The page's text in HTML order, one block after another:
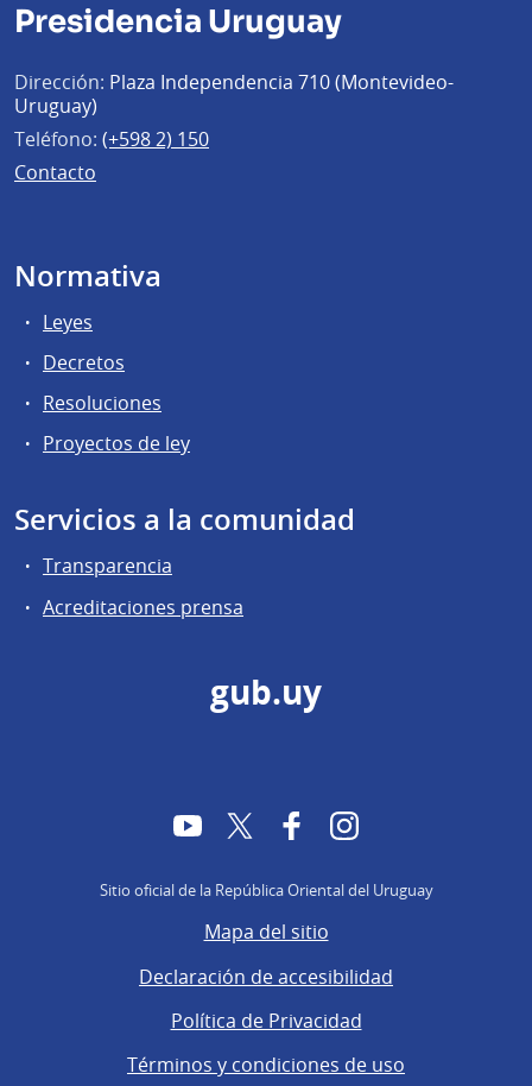
Presidencia Uruguay
Dirección: Plaza Independencia 710 (Montevideo-
Uruguay)
Teléfono: (+598 2) 150
Contacto
Normativa
Leyes
Decretos
Resoluciones
Proyectos de ley
Servicios a la comunidad
Transparencia
Acreditaciones prensa
gub.uy
YouTubeTwitter FacebookInstagram
Sitio oficial de la República Oriental del Uruguay
Mapa del sitio
Declaración de accesibilidad
Política de Privacidad
Términos y condiciones de uso